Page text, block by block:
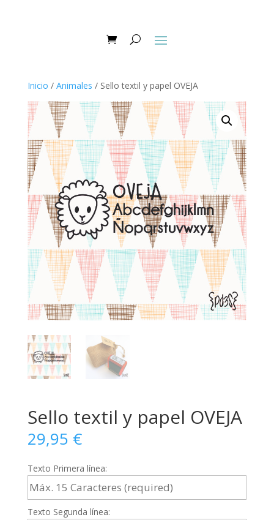
Inicio / Animales / Sello textil y papel OVEJA
Sello textil y papel OVEJA
29,95 €
Texto Primera línea:
Texto Segunda línea: